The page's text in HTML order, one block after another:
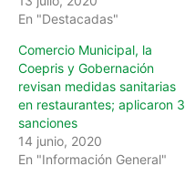
En "Destacadas"
Comercio Municipal, la
Coepris y Gobernación
revisan medidas sanitarias
en restaurantes; aplicaron 3
sanciones
14 junio, 2020
En "Información General"